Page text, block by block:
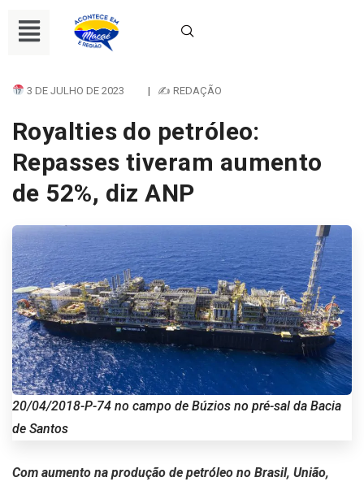
3 DE JULHO DE 2023 | ✍ REDAÇÃO
Royalties do petróleo:
Repasses tiveram aumento
de 52%, diz ANP
20/04/2018-P-74 no campo de Búzios no pré-sal da Bacia
de Santos
Com aumento na produção de petróleo no Brasil, União,